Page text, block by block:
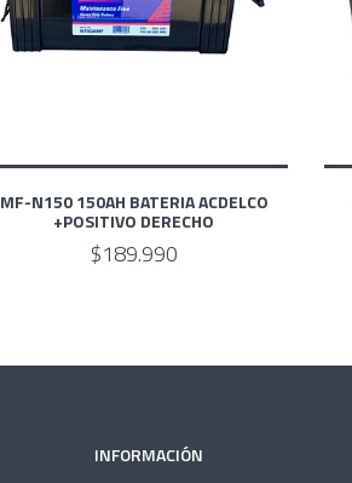
MF-N150 150AH BATERIA ACDELCO
+POSITIVO DERECHO
$189.990
INFORMACIÓN